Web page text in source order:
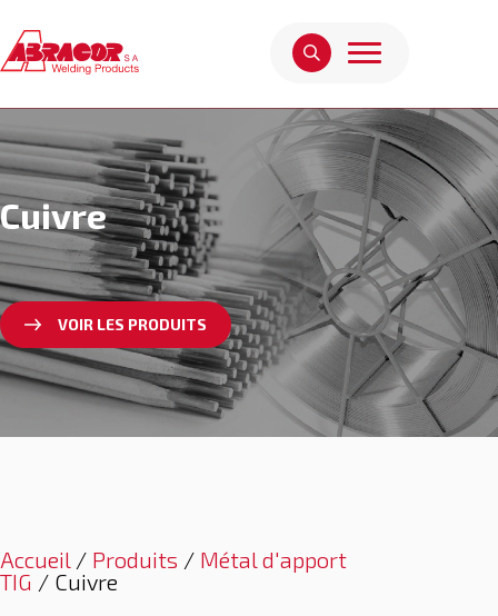
Cuivre
VOIR LES PRODUITS
Accueil / Produits / Métal d'apport
TIG / Cuivre